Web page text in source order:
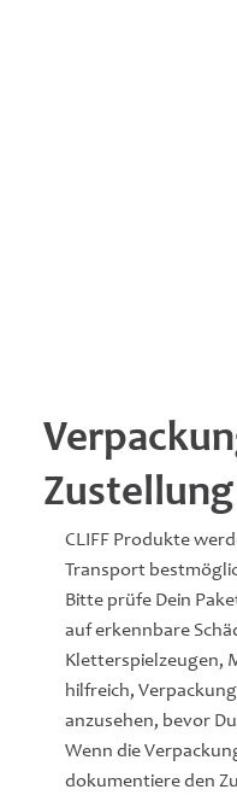
Zustellung
CLIFF Produkte
Transport
Bitte prüfe Dein
auf erkennbare
Kletterspielzeugen,
hilfreich,
anzusehen, bevor
Wenn die
dokumentiere den